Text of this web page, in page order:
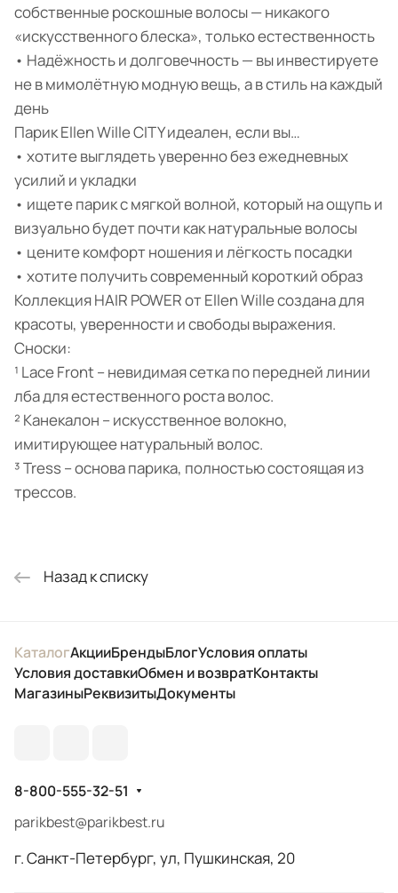
собственные роскошные волосы — никакого
«искусственного блеска», только естественность
• Надёжность и долговечность — вы инвестируете
не в мимолётную модную вещь, а в стиль на каждый
день
Парик Ellen Wille CITY идеален, если вы…
• хотите выглядеть уверенно без ежедневных
усилий и укладки
• ищете парик с мягкой волной, который на ощупь и
визуально будет почти как натуральные волосы
• цените комфорт ношения и лёгкость посадки
• хотите получить современный короткий образ
Коллекция HAIR POWER от Ellen Wille создана для
красоты, уверенности и свободы выражения.
Сноски:
¹ Lace Front – невидимая сетка по передней линии
лба для естественного роста волос.
² Канекалон – искусственное волокно,
имитирующее натуральный волос.
³ Tress – основа парика, полностью состоящая из
трессов.
Назад к списку
КаталогАкцииБрендыБлогУсловия оплаты
Условия доставкиОбмен и возвратКонтакты
МагазиныРеквизитыДокументы
8-800-555-32-51
parikbest@parikbest.ru
г. Санкт-Петербург, ул, Пушкинская, 20